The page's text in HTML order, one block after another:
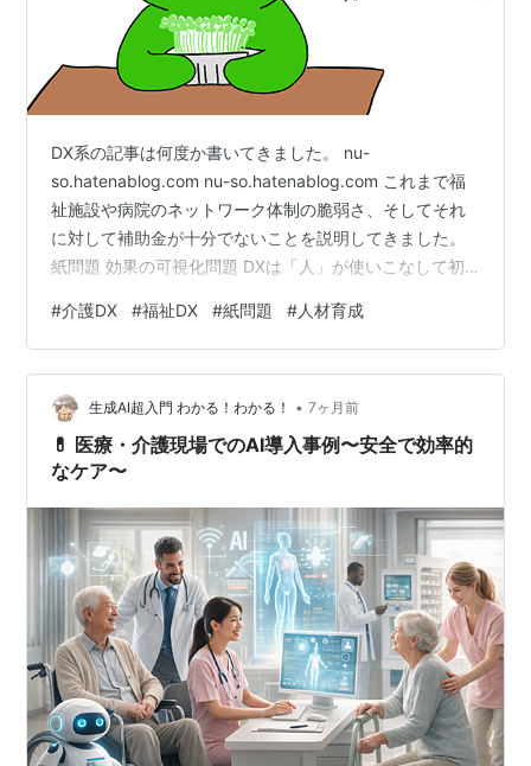
DX系の記事は何度か書いてきました。 nu-
so.hatenablog.com nu-so.hatenablog.com これまで福
祉施設や病院のネットワーク体制の脆弱さ、そしてそれ
に対して補助金が十分でないことを説明してきました。
紙問題 効果の可視化問題 DXは「人」が使いこなして初
多くの人が「DXは効果が薄い」という印象を持っている
のではないでしょうか。その背景には、日本社会に根強
く残る紙文化があります。紙は人類が長く扱ってきたツ
ールであり、電子に頼らない安心感を与える存在でもあ
ります。逆に言えば、紙と電子を対立的に捉え、「電子
は一…
#介護DX #福祉DX #紙問題 #人材育成
生成AI超入門 わかる！わかる！ • 7ヶ月前
💊 医療・介護現場でのAI導入事例〜安全で効率的
なケア〜